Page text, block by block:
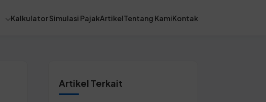
Kalkulator Simulasi PajakArtikelTentang KamiKontak
Artikel Terkait